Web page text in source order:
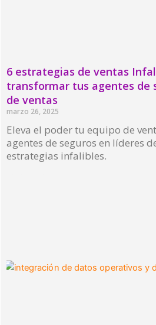
6 estrategias de ventas
transformar tus agentes de
de ventas
marzo 26, 2025
Eleva el poder tu equipo de
agentes de seguros en líderes
estrategias infalibles.